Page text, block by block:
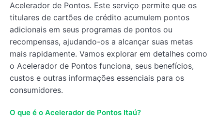
Acelerador de Pontos. Este serviço permite que os
titulares de cartões de crédito acumulem pontos
adicionais em seus programas de pontos ou
recompensas, ajudando-os a alcançar suas metas
mais rapidamente. Vamos explorar em detalhes como
o Acelerador de Pontos funciona, seus benefícios,
custos e outras informações essenciais para os
consumidores.
O que é o Acelerador de Pontos Itaú?